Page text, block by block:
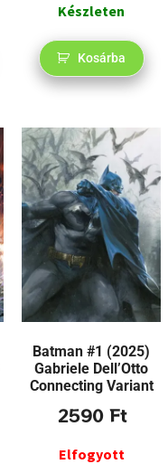
Készleten
Kosárba
Batman #1 (2025)
Gabriele Dell’Otto
Connecting Variant
2590 Ft
Elfogyott